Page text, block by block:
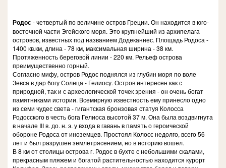
Родос- четвертый по величине остров Греции. Он находится в юго-
восточной части Эгейского моря. Это крупнейший из архипелага
островов, известных под названием Додеканнес. Площадь Родоса -
1400 кв.км, длина - 78 км, максимальная ширина - 38 км.
Протяженность береговой линии - 220 км. Рельеф острова
преимущественно горный.
Согласно мифу, остров Родос поднялся из глубин моря по воле
Зевса в дар богу Солнца - Гелиосу. Остров интересен как с
природной, так и с археологической точек зрения - он очень богат
памятниками истории. Всемирную известность ему принесло одно
из семи чудес света - гигантская бронзовая статуя Колосса
Родосского в честь бога Гелиоса высотой 37 м. Она была воздвигнута
в начале III в. до. н. э. у входа в гавань в память о героической
обороне Родоса от иноземцев. Простоял Колосс недолго, всего 56
лет и был разрушен землетрясением, но в историю вошел.
В 8 км от столицы острова г. Родос в бухте с небольшими скалами,
прекрасным пляжем и богатой растительностью находится курорт